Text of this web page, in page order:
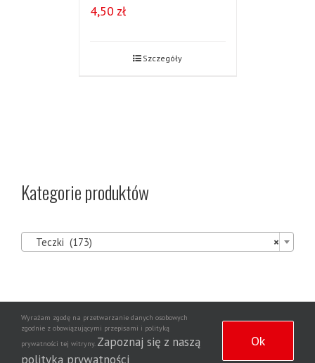
4,50 zł
Szczegóły
Kategorie produktów
×
Teczki (173)
Copyright 2020 | Wszelkie prawa zastrzeżone | Wdrożenie strony
Dziennikarska NewsNet
Wyrażam zgodę na przetwarzanie danych osobowych
zgodnie z obowiązującymi przepisami i polityką
prywatności tej witryny. Zapoznaj się z naszą
polityką prywatności
Ok